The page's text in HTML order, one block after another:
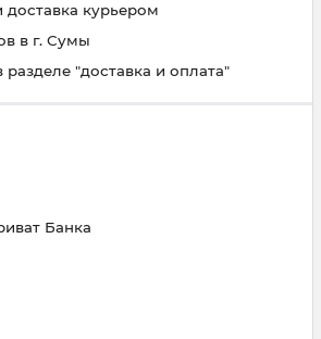
курьером
в г. Сумы
"доставка и оплата"
Банка